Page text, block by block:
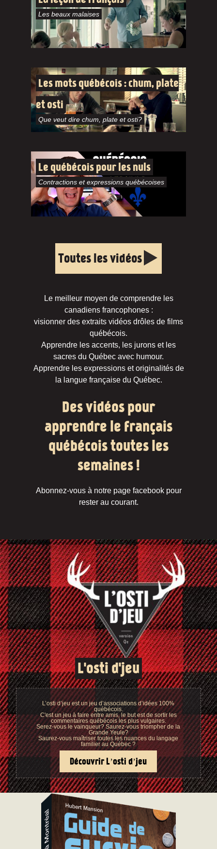
Les beaux malaises
Les mots québécois : chum, plate
et osti
Que veut dire chum, plate et osti?
Le québécois pour les nuls
Contractions et expressions québécoises
Toutes les vidéos
Le meilleur moyen de comprendre les
canadiens francophones :
visionner des extraits vidéos drôles de films
québécois.
Apprendre les accents, les jurons et les
sacres du Québec avec humour.
Apprendre les expressions et originalités de
la langue française du Québec.
Des vidéos pour
apprendre le français
québécois toutes les
semaines !
Abonnez-vous à notre page facebook pour
rester au courant.
L'osti d'jeu
L’osti d’jeu est un jeu d’associations d’idées 100%
québécois.
C'est un jeu à faire entre amis, le but est de sortir les
commentaires québécois les plus vulgaires.
Serez-vous le vainqueur? Saurez-vous triompher de la
Grande Yeule?
Saurez-vous maîtriser toutes les nuances du langage
familier au Québec ?
Découvrir L’osti d’jeu